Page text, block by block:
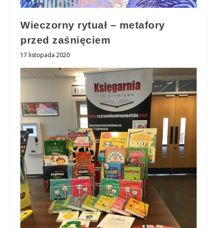
Wieczorny rytuał – metafory
przed zaśnięciem
17 listopada 2020